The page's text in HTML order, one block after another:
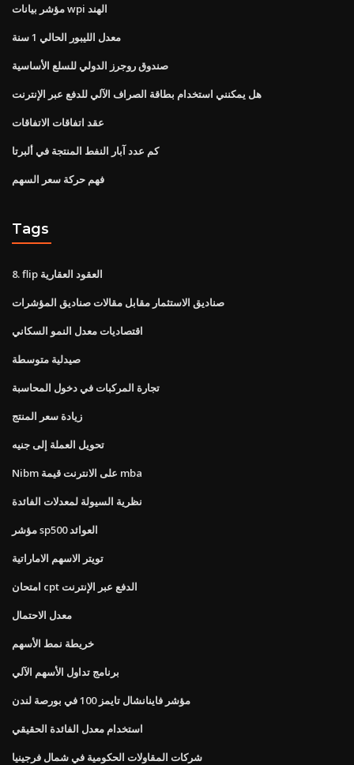
مؤشر بيانات wpi الهند
معدل الليبور الحالي 1 سنة
صندوق روجرز الدولي للسلع الأساسية
هل يمكنني استخدام بطاقة الصراف الآلي للدفع عبر الإنترنت
عقد اتفاقات الاتفاقات
كم عدد آبار النفط المنتجة في ألبرتا
فهم حركة سعر السهم
Tags
8. flip العقود العقارية
صناديق الاستثمار مقابل مقالات صناديق المؤشرات
اقتصاديات معدل النمو السكاني
صيدلية متوسطة
تجارة المركبات في دخول المحاسبة
زيادة سعر المنتج
تحويل العملة إلى جنيه
Nibm على الانترنت قيمة mba
نظرية السيولة لمعدلات الفائدة
مؤشر sp500 العوائد
تويتر الاسهم الاماراتية
امتحان cpt الدفع عبر الإنترنت
معدل الاحتمال
خريطة نمط الأسهم
برنامج تداول الأسهم الآلي
مؤشر فاينانشال تايمز 100 في بورصة لندن
استخدام معدل الفائدة الحقيقي
شركات المقاولات الحكومية في شمال فرجينيا